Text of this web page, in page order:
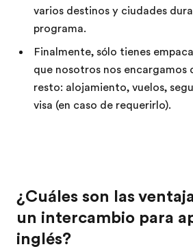
varios destinos y ciudades
programa.
Finalmente, sólo tienes
que nosotros nos encargamos
resto: alojamiento, vuelos,
visa (en caso de requerirlo).
¿Cuáles son las
un intercambio para
inglés?